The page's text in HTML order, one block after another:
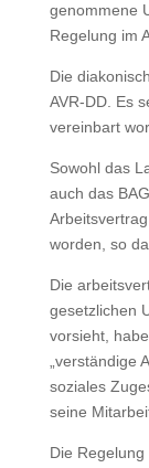
genommene
Regelung im
Die
AVR-DD. Es
vereinbart
Sowohl das
auch das
worden, so
Die
gesetzlichen
vorsieht,
„verständige
soziales
seine
Die